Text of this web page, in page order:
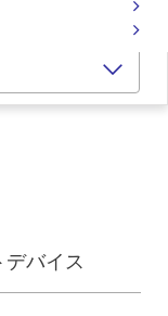
デバイス